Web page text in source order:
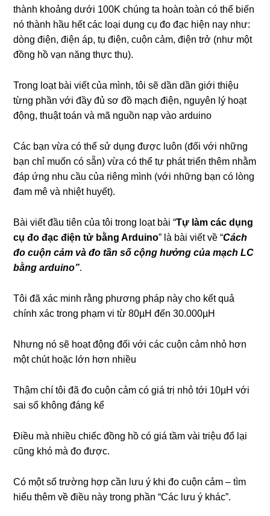
thành khoảng dưới 100K chúng ta hoàn toàn có thể biến
nó thành hầu hết các loại dụng cụ đo đạc hiện nay như:
dòng điện, điện áp, tụ điện, cuộn cảm, điện trở (như một
đồng hồ vạn năng thực thụ).
Trong loạt bài viết của mình, tôi sẽ dần dần giới thiệu
từng phần với đầy đủ sơ đồ mạch điện, nguyên lý hoạt
động, thuật toán và mã nguồn nạp vào arduino
Các bạn vừa có thể sử dụng được luôn (đối với những
bạn chỉ muốn có sẵn) vừa có thể tự phát triển thêm nhằm
đáp ứng nhu cầu của riêng mình (với những bạn có lòng
đam mê và nhiệt huyết).
Bài viết đầu tiên của tôi trong loạt bài “Tự làm các dụng
cụ đo đạc điện tử bằng Arduino” là bài viết về “Cách
đo cuộn cảm và đo tần số cộng hưởng của mạch LC
bằng arduino”.
Tôi đã xác minh rằng phương pháp này cho kết quả
chính xác trong phạm vi từ 80µH đến 30.000µH
Nhưng nó sẽ hoạt động đối với các cuộn cảm nhỏ hơn
một chút hoặc lớn hơn nhiều
Thậm chí tôi đã đo cuộn cảm có giá trị nhỏ tới 10µH với
sai số không đáng kể
Điều mà nhiều chiếc đồng hồ có giá tầm vài triệu đổ lại
cũng khó mà đo được.
Có một số trường hợp cần lưu ý khi đo cuộn cảm – tìm
hiểu thêm về điều này trong phần “Các lưu ý khác”.